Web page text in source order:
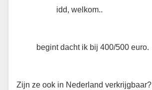
idd, welkom..
begint dacht ik bij 400/500 euro.
Zijn ze ook in Nederland verkrijgbaar?